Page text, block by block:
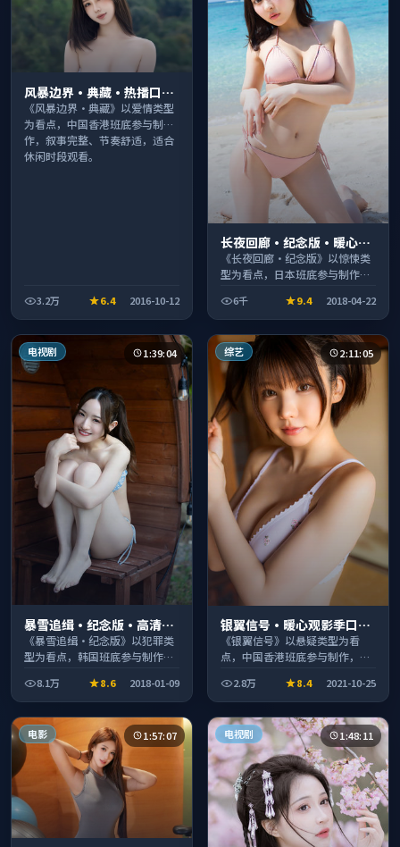
风暴边界·典藏·热播口碑
之作剧情扎实演技在线
《风暴边界·典藏》以爱情类型
为看点，中国香港班底参与制
作，叙事完整、节奏舒适，适合
休闲时段观看。
3.2万 6.4 2016-10-12
长夜回廊·纪念版·暖心观
影季口碑发酵持续升温
《长夜回廊·纪念版》以惊悚类
型为看点，日本班底参与制作，
时段观看。
6千 9.4 2018-04-22
电视剧 1:39:04
暴雪追缉·纪念版·高清完
整收录适合周末一口气刷完
《暴雪追缉·纪念版》以犯罪类
型为看点，韩国班底参与制作，
时段观看。
8.1万 8.6 2018-01-09
综艺 2:11:05
银翼信号·暖心观影季口碑
发酵持续升温
《银翼信号》以悬疑类型为看
点，中国香港班底参与制作，叙
段观看。
2.8万 8.4 2021-10-25
电影 1:57:07 电视剧 1:48:11